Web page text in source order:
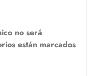
no será
están marcados